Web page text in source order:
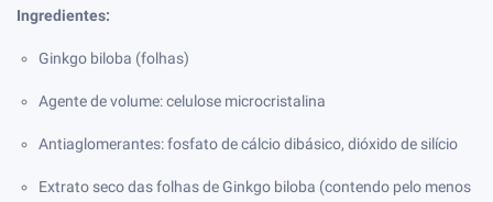
Ingredientes:
Ginkgo biloba (folhas)
Agente de volume: celulose microcristalina
Antiaglomerantes: fosfato de cálcio dibásico, dióxido de silício
Extrato seco das folhas de Ginkgo biloba (contendo pelo menos